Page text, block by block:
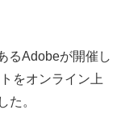
るAdobeが開催し
をオンライン上
た。